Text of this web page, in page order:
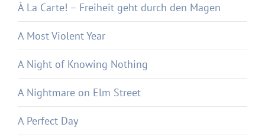
À La Carte! – Freiheit geht durch den Magen
A Most Violent Year
A Night of Knowing Nothing
A Nightmare on Elm Street
A Perfect Day